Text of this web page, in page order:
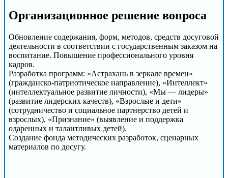
Организационное решение вопроса
Обновление содержания, форм, методов, средств досуговой
деятельности в соответствии с государственным заказом на
воспитание. Повышение профессионального уровня
кадров.
Разработка программ: «Астрахань в зеркале времен»
(гражданско-патриотическое направление), «Интеллект»
(интеллектуальное развитие личности), «Мы — лидеры»
(развитие лидерских качеств), «Взрослые и дети»
(сотрудничество и социальное партнерство детей и
взрослых), «Признание» (выявление и поддержка
одаренных и талантливых детей).
Создание фонда методических разработок, сценарных
материалов по досугу.